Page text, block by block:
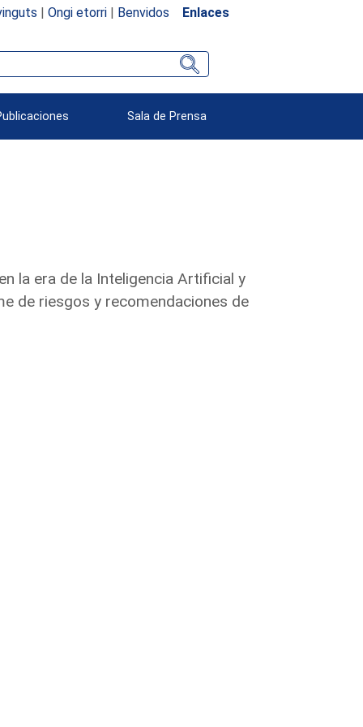
| Ongi etorri| Benvidos Enlaces
Sala de Prensa
la era de la Inteligencia Artificial y
de riesgos y recomendaciones de